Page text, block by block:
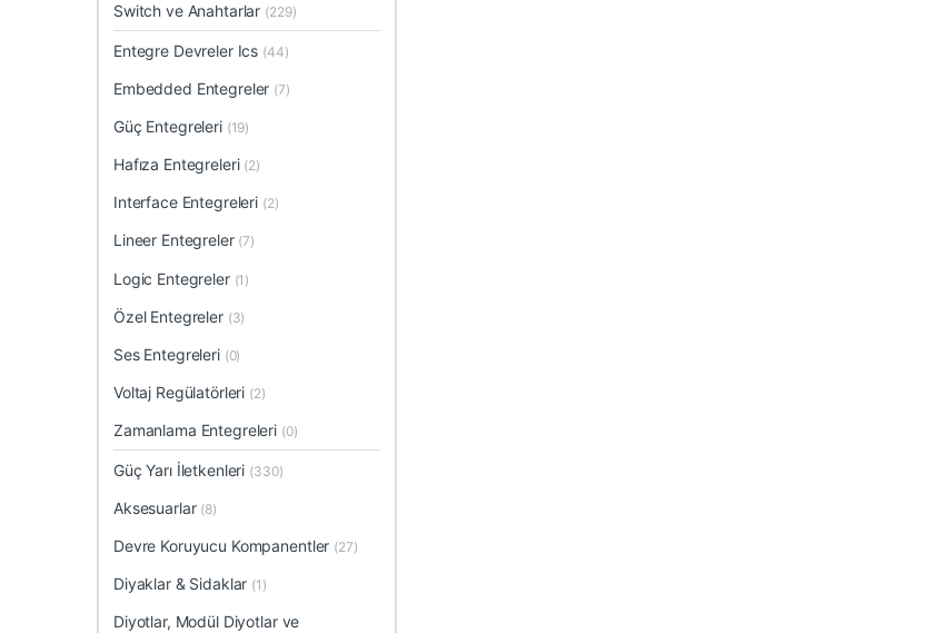
Switch ve Anahtarlar (229)
Entegre Devreler Ics (44)
Embedded Entegreler (7)
Güç Entegreleri (19)
Hafıza Entegreleri (2)
Interface Entegreleri (2)
Lineer Entegreler (7)
Logic Entegreler (1)
Özel Entegreler (3)
Ses Entegreleri (0)
Voltaj Regülatörleri (2)
Zamanlama Entegreleri (0)
Güç Yarı İletkenleri (330)
Aksesuarlar (8)
Devre Koruyucu Kompanentler (27)
Diyaklar & Sidaklar (1)
Diyotlar, Modül Diyotlar ve